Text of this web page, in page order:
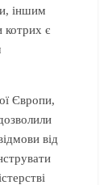
іншим
котрих є
Європи,
від